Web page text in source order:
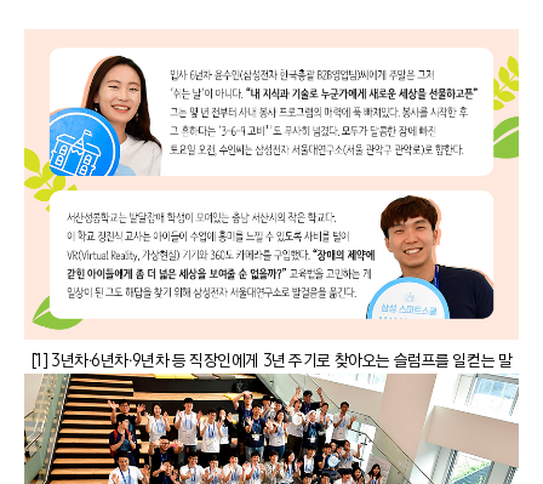
[1] 3년차∙6년차∙9년차 등 직장인에게 3년 주기로 찾아오는 슬럼프를 일컫는 말